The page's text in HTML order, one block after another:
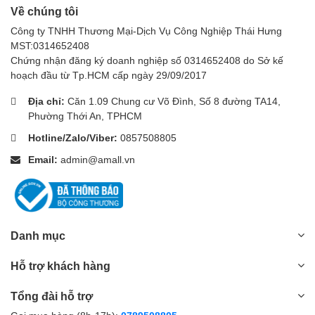
Về chúng tôi
Công ty TNHH Thương Mại-Dịch Vụ Công Nghiệp Thái Hưng
MST:0314652408
Chứng nhận đăng ký doanh nghiệp số 0314652408 do Sở kế
hoạch đầu từ Tp.HCM cấp ngày 29/09/2017
Địa chỉ: Căn 1.09 Chung cư Võ Đình, Số 8 đường TA14,
Phường Thới An, TPHCM
Hotline/Zalo/Viber: 0857508805
Email: admin@amall.vn
Danh mục
Hỗ trợ khách hàng
Tổng đài hỗ trợ